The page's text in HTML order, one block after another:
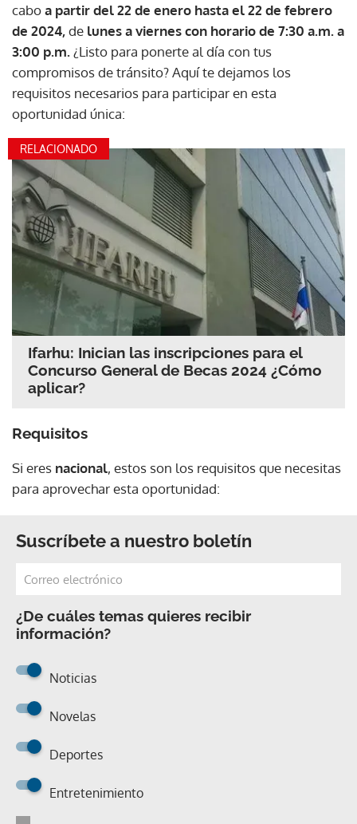
caboa partir del 22 de enero hasta el 22 de febrero
de 2024,de lunes a viernes con horario de 7:30 a.m. a
3:00 p.m.¿Listo para ponerte al día con tus
compromisos de tránsito? Aquí te dejamos los
requisitos necesarios para participar en esta
oportunidad única:
RELACIONADO
Ifarhu: Inician las inscripciones para el
Concurso General de Becas 2024 ¿Cómo
aplicar?
Requisitos
Si eres nacional, estos son los requisitos que necesitas
para aprovechar esta oportunidad:
Suscríbete a nuestro boletín
¿De cuáles temas quieres recibir
información?
Noticias
Novelas
Deportes
Entretenimiento